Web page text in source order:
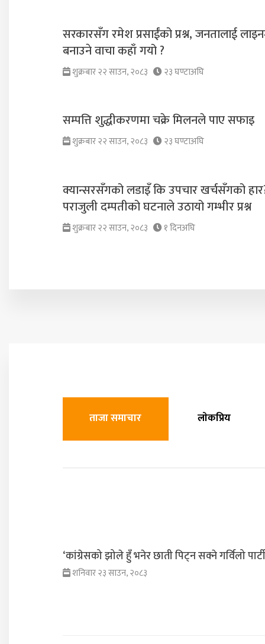
सरकारसँग रमेश प्रसाईंको प्रश्न, जनतालाई
बनाउने वाचा कहाँ गयो ?
शुक्रबार २२ साउन, २०८३ २३ घण्टाअघि
सम्पत्ति शुद्धीकरणमा चक्रे मिलनले पाए सफाइ
शुक्रबार २२ साउन, २०८३ २३ घण्टाअघि
क्यान्सरसँगको लडाइँ कि उपचार खर्चसँगको
पराजुली दम्पतीको घटनाले उठायो गम्भीर प्रश्न
शुक्रबार २२ साउन, २०८३ १ दिनअघि
ताजा समाचार लाेकप्रिय
‘कांग्रेसको झोले हुँ भनेर छाती पिट्न सक्ने गर्विलो
शनिवार २३ साउन, २०८३